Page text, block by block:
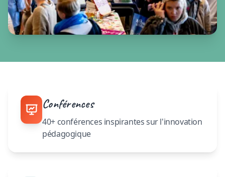
Conférences
40+ conférences inspirantes sur l'innovation
pédagogique